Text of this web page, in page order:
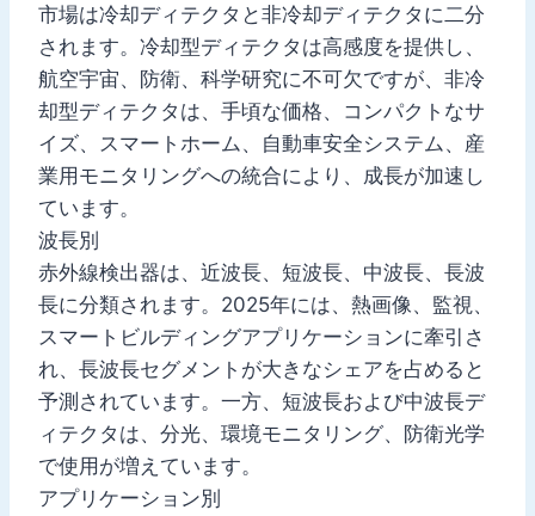
市場は冷却ディテクタと非冷却ディテクタに二分
されます。冷却型ディテクタは高感度を提供し、
航空宇宙、防衛、科学研究に不可欠ですが、非冷
却型ディテクタは、手頃な価格、コンパクトなサ
イズ、スマートホーム、自動車安全システム、産
業用モニタリングへの統合により、成長が加速し
ています。
波長別
赤外線検出器は、近波長、短波長、中波長、長波
長に分類されます。2025年には、熱画像、監視、
スマートビルディングアプリケーションに牽引さ
れ、長波長セグメントが大きなシェアを占めると
予測されています。一方、短波長および中波長デ
ィテクタは、分光、環境モニタリング、防衛光学
で使用が増えています。
アプリケーション別